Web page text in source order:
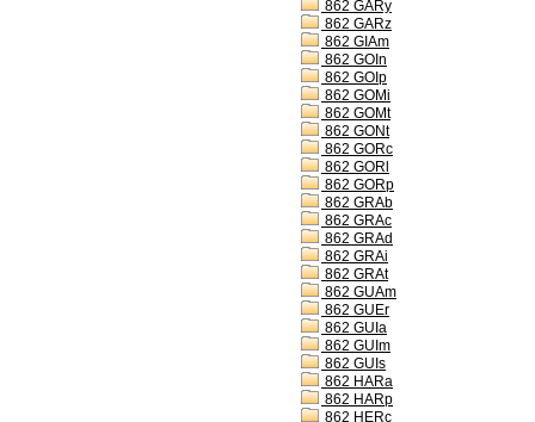
862 GARy
862 GARz
862 GIAm
862 GOIn
862 GOIp
862 GOMi
862 GOMt
862 GONt
862 GORc
862 GORl
862 GORp
862 GRAb
862 GRAc
862 GRAd
862 GRAi
862 GRAt
862 GUAm
862 GUEr
862 GUIa
862 GUIm
862 GUIs
862 HARa
862 HARp
862 HERc